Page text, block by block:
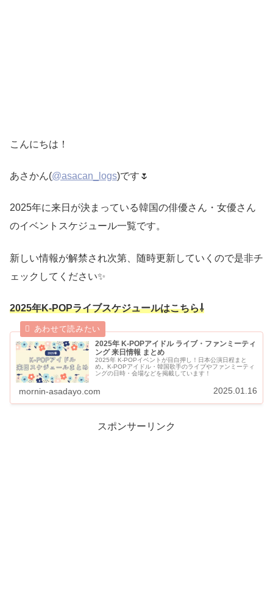
こんにちは！
あさかん(@asacan_logs)です🌷
2025年に来日が決まっている韓国の俳優さん・女優さん
のイベントスケジュール一覧です。
新しい情報が解禁され次第、随時更新していくので是非チ
ェックしてください✨
2025年K-POPライブスケジュールはこちら⇩
2025年 K-POPアイドル ライブ・ファンミーティ
ング 来日情報 まとめ
2025年 K-POPイベントが目白押し！日本公演日程まと
め。K-POPアイドル・韓国歌手のライブやファンミーティ
ングの日時・会場などを掲載しています！
mornin-asadayo.com 2025.01.16
スポンサーリンク